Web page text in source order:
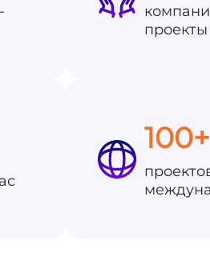
проекты
100+